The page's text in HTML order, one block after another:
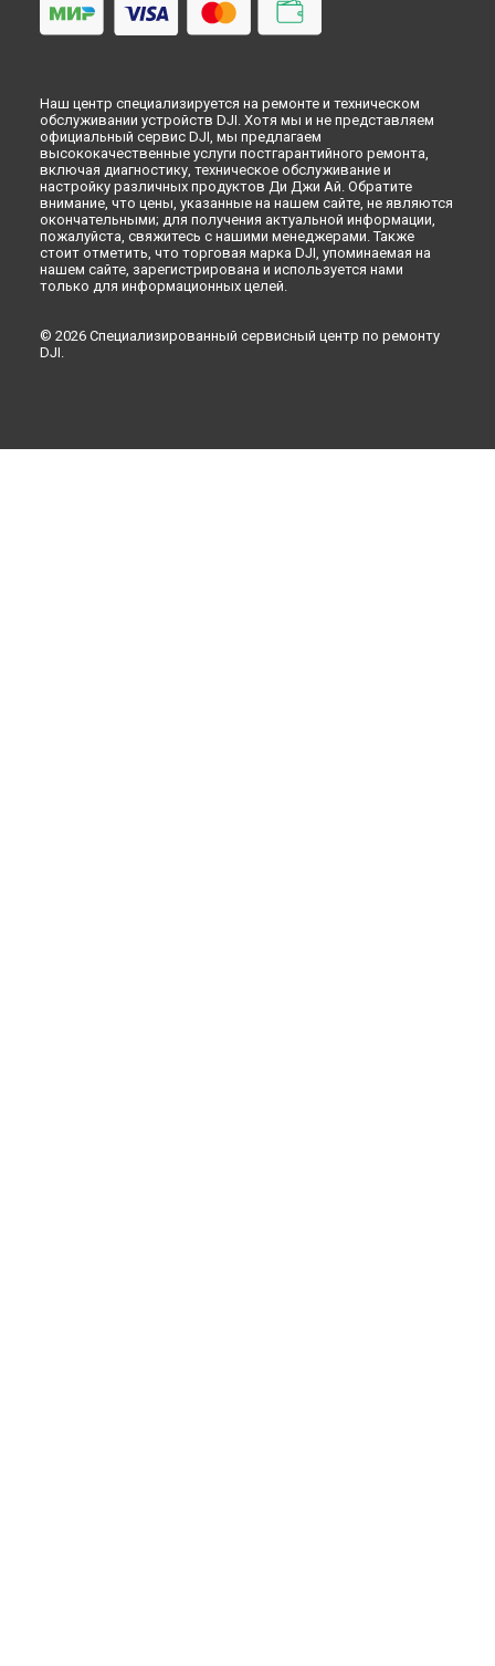
Наш центр специализируется на ремонте и техническом
обслуживании устройств DJI. Хотя мы и не представляем
официальный сервис DJI, мы предлагаем
высококачественные услуги постгарантийного ремонта,
включая диагностику, техническое обслуживание и
настройку различных продуктов Ди Джи Ай. Обратите
внимание, что цены, указанные на нашем сайте, не являются
окончательными; для получения актуальной информации,
пожалуйста, свяжитесь с нашими менеджерами. Также
стоит отметить, что торговая марка DJI, упоминаемая на
нашем сайте, зарегистрирована и используется нами
только для информационных целей.
© 2026 Специализированный сервисный центр по ремонту
DJI.